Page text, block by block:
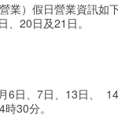
業）假日營業資訊如
、20日及21日。
6日、7日、13日、
30分。